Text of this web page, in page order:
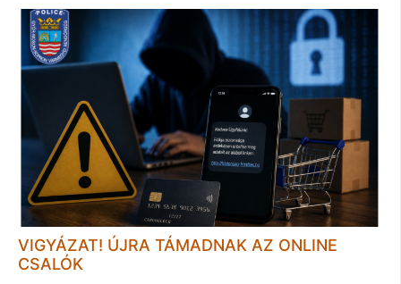
VIGYÁZAT! ÚJRA TÁMADNAK AZ ONLINE
CSALÓK